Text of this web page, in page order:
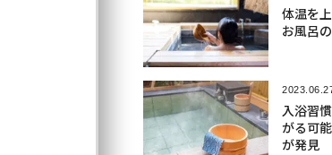
体温を
お風呂
入浴習
がる可
が発見